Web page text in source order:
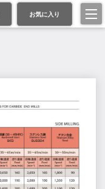
お気に入り